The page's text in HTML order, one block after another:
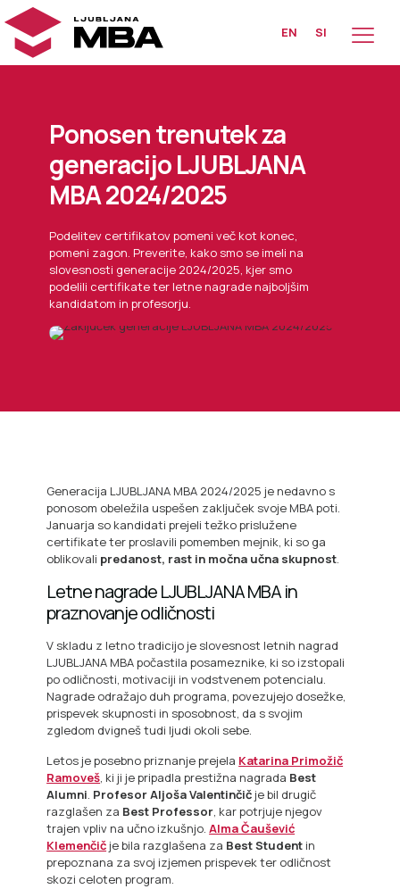
EN SI
Ponosen trenutek za
generacijo LJUBLJANA
MBA 2024/2025
Podelitev certifikatov pomeni več kot konec,
pomeni zagon. Preverite, kako smo se imeli na
slovesnosti generacije 2024/2025, kjer smo
podelili certifikate ter letne nagrade najboljšim
kandidatom in profesorju.
Generacija LJUBLJANA MBA 2024/2025 je nedavno s
ponosom obeležila uspešen zaključek svoje MBA poti.
Januarja so kandidati prejeli težko prislužene
certifikate ter proslavili pomemben mejnik, ki so ga
oblikovali predanost, rast in močna učna skupnost.
Letne nagrade LJUBLJANA MBA in
praznovanje odličnosti
V skladu z letno tradicijo je slovesnost letnih nagrad
LJUBLJANA MBA počastila posameznike, ki so izstopali
po odličnosti, motivaciji in vodstvenem potencialu.
Nagrade odražajo duh programa, povezujejo dosežke,
prispevek skupnosti in sposobnost, da s svojim
zgledom dvigneš tudi ljudi okoli sebe.
Letos je posebno priznanje prejela Katarina Primožič
Ramoveš, ki ji je pripadla prestižna nagrada Best
Alumni. Profesor Aljoša Valentinčič je bil drugič
razglašen za Best Professor, kar potrjuje njegov
trajen vpliv na učno izkušnjo.Alma Čaušević
Klemenčič je bila razglašena za Best Student in
prepoznana za svoj izjemen prispevek ter odličnost
skozi celoten program.